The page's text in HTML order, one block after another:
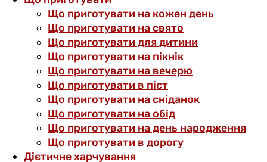
Що приготувати на кожен день
Що приготувати на свято
Що приготувати для дитини
Що приготувати на пікнік
Що приготувати на вечерю
Що приготувати в піст
Що приготувати на сніданок
Що приготувати на обід
Що приготувати на день народження
Що приготувати в дорогу
Дієтичне харчування